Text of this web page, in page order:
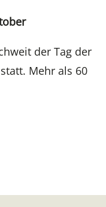
der Tag der
Mehr als 60